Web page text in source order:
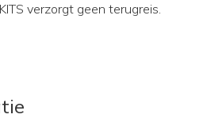
verzorgt geen terugreis.